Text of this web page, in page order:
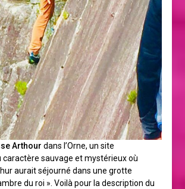
Arthour dans l’Orne, un site
caractère sauvage et mystérieux où
aurait séjourné dans une grotte
du roi ». Voilà pour la description du